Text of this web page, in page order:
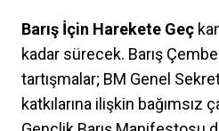
Barış İçin Harekete Geç
kadar sürecek. Barış
tartışmalar; BM Genel
katkılarına ilişkin bağımsız